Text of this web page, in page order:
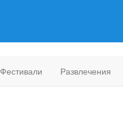
Фестивали Развлечения